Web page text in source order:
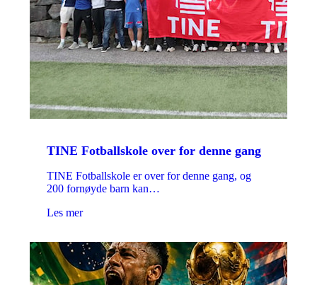
TINE Fotballskole over for denne gang
TINE Fotballskole er over for denne gang, og
200 fornøyde barn kan…
Les mer